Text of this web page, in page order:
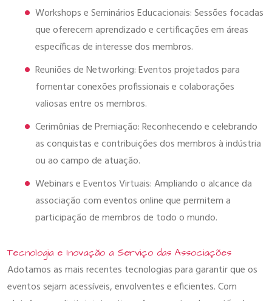
Workshops e Seminários Educacionais: Sessões focadas
que oferecem aprendizado e certificações em áreas
específicas de interesse dos membros.
Reuniões de Networking: Eventos projetados para
fomentar conexões profissionais e colaborações
valiosas entre os membros.
Cerimônias de Premiação: Reconhecendo e celebrando
as conquistas e contribuições dos membros à indústria
ou ao campo de atuação.
Webinars e Eventos Virtuais: Ampliando o alcance da
associação com eventos online que permitem a
participação de membros de todo o mundo.
Tecnologia e Inovação a Serviço das Associações
Adotamos as mais recentes tecnologias para garantir que os
eventos sejam acessíveis, envolventes e eficientes. Com